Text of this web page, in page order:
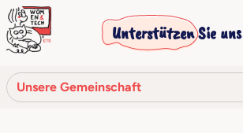
Unterstützen Sie uns
Unsere Gemeinschaft